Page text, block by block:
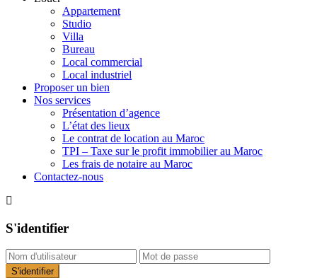
Appartement
Studio
Villa
Bureau
Local commercial
Local industriel
Proposer un bien
Nos services
Présentation d’agence
L’état des lieux
Le contrat de location au Maroc
TPI – Taxe sur le profit immobilier au Maroc
Les frais de notaire au Maroc
Contactez-nous
S'identifier
S'identifier